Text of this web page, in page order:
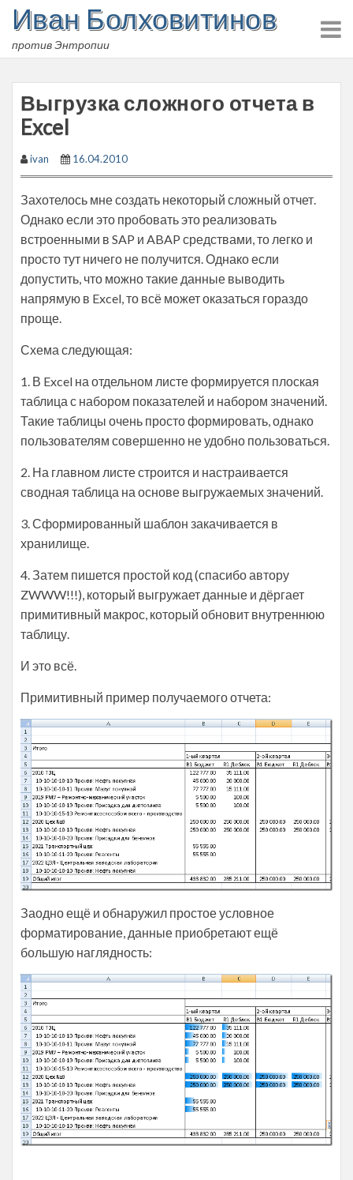
Skip
content
Иван Болховитинов
против Энтропии
Выгрузка сложного отчета в
Excel
ivan 16.04.2010
Захотелось мне создать некоторый сложный отчет.
Однако если это пробовать это реализовать
встроенными в SAP и ABAP средствами, то легко и
просто тут ничего не получится. Однако если
допустить, что можно такие данные выводить
напрямую в Excel, то всё может оказаться гораздо
проще.
Схема следующая:
1. В Excel на отдельном листе формируется плоская
таблица с набором показателей и набором значений.
Такие таблицы очень просто формировать, однако
пользователям совершенно не удобно пользоваться.
2. На главном листе строится и настраивается
сводная таблица на основе выгружаемых значений.
3. Сформированный шаблон закачивается в
хранилище.
4. Затем пишется простой код (спасибо автору
ZWWW!!!), который выгружает данные и дёргает
примитивный макрос, который обновит внутреннюю
таблицу.
И это всё.
Примитивный пример получаемого отчета:
Заодно ещё и обнаружил простое условное
форматирование, данные приобретают ещё
большую наглядность: